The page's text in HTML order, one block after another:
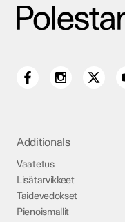
Additionals
Vaatetus
Lisätarvikkeet
Taidevedokset
Pienoismallit